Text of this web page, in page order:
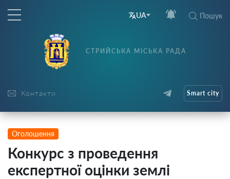
UA Пошук
Контакти
СТРИЙСЬКА МІСЬКА РАДА
Smart city
Оголошення
Конкурс з проведення
експертної оцінки землі